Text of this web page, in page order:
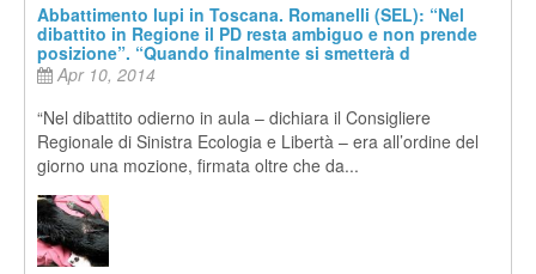
Abbattimento lupi in Toscana. Romanelli (SEL): “Nel
dibattito in Regione il PD resta ambiguo e non prende
posizione”. “Quando finalmente si smetterà d
Apr 10, 2014
“Nel dibattito odierno in aula – dichiara il Consigliere
Regionale di Sinistra Ecologia e Libertà – era all’ordine del
giorno una mozione, firmata oltre che da...